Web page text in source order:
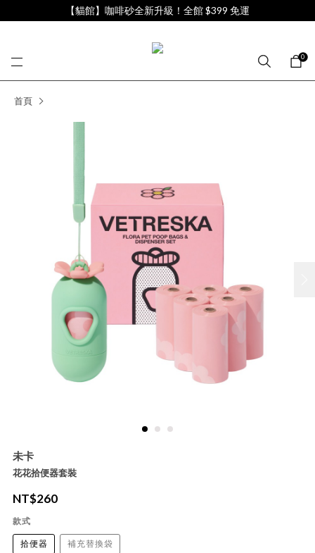
【貓館】咖啡砂全新升級！全館 $399 免運
0
首頁
未卡
花花拾便器套裝
NT$260
款式
拾便器 補充替換袋